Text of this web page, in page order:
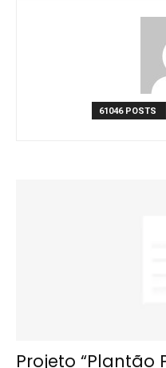
61046 POSTS
Projeto “Plantão